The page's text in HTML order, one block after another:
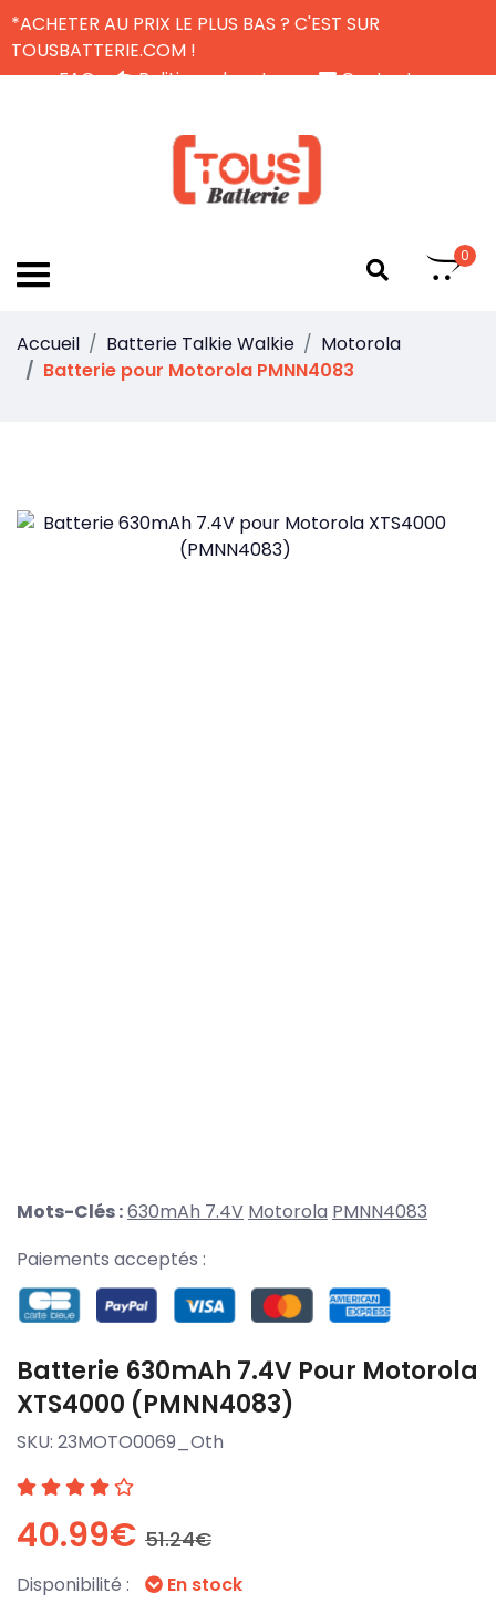
*ACHETER AU PRIX LE PLUS BAS ? C'EST SUR
TOUSBATTERIE.COM !
FAQ
Politique de retour
Contactez-nous
0
Accueil Batterie Talkie Walkie
Motorola
Batterie pour Motorola PMNN4083
Mots-Clés :630mAh 7.4V Motorola PMNN4083
Paiements acceptés :
Batterie 630mAh 7.4V Pour Motorola
XTS4000 (PMNN4083)
SKU: 23MOTO0069_Oth
40.99€ 51.24€
Disponibilité : En stock